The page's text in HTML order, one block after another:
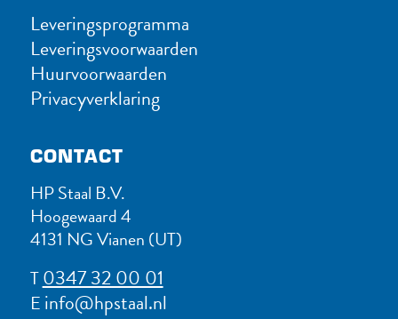
Leveringsprogramma
Leveringsvoorwaarden
Huurvoorwaarden
Privacyverklaring
CONTACT
HP Staal B.V.
Hoogewaard 4
4131 NG Vianen (UT)
T0347 32 00 01
E info@hpstaal.nl